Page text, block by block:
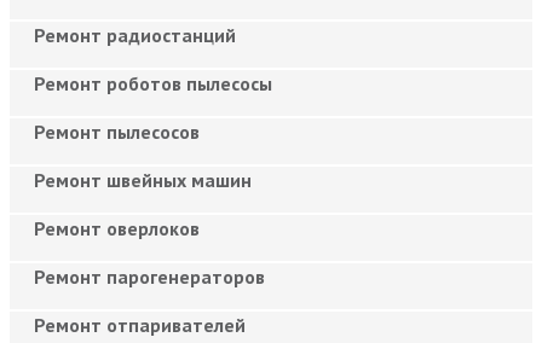
Ремонт радиостанций
Ремонт роботов пылесосы
Ремонт пылесосов
Ремонт швейных машин
Ремонт оверлоков
Ремонт парогенераторов
Ремонт отпаривателей